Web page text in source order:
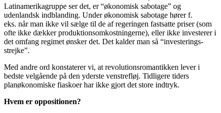
Latinamerikagruppe ser det, er “økonomisk sabotage” og
udenlandsk indblanding. Under økonomisk sabotage hører f.
eks. når man ikke vil sælge til de af regeringen fastsatte priser (som
ofte ikke dækker produktionsomkostningerne), eller ikke investerer i
det omfang regimet ønsker det. Det kalder man så “investerings-
strejke”.
Med andre ord konstaterer vi, at revolutionsromantikken lever i
bedste velgående på den yderste venstrefløj. Tidligere tiders
planøkonomiske fiaskoer har ikke gjort det store indtryk.
Hvem er oppositionen?